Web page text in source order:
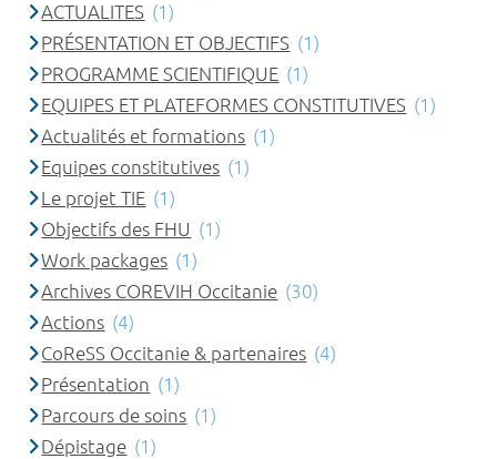
ACTUALITES (1)
PRÉSENTATION ET OBJECTIFS (1)
PROGRAMME SCIENTIFIQUE (1)
EQUIPES ET PLATEFORMES CONSTITUTIVES (1)
Actualités et formations (1)
Equipes constitutives (1)
Le projet TIE (1)
Objectifs des FHU (1)
Work packages (1)
Archives COREVIH Occitanie (30)
Actions (4)
CoReSS Occitanie & partenaires (4)
Présentation (1)
Parcours de soins (1)
Dépistage (1)